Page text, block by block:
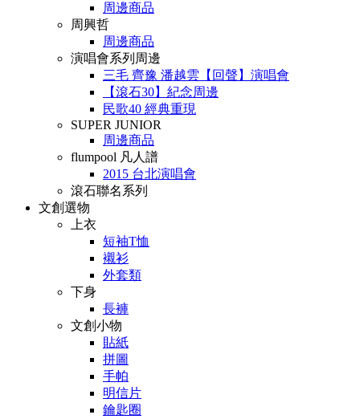
周邊商品
周興哲
周邊商品
演唱會系列周邊
三毛 齊豫 潘越雲【回聲】演唱會
【滾石30】紀念周邊
民歌40 經典重現
SUPER JUNIOR
周邊商品
flumpool 凡人譜
2015 台北演唱會
滾石聯名系列
文創選物
上衣
短袖T恤
襯衫
外套類
下身
長褲
文創小物
貼紙
拼圖
手帕
明信片
鑰匙圈